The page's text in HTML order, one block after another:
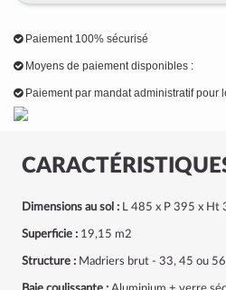
Dimensions au sol : L 485 x P 395 x Ht
Superficie : 19,15 m2
Structure : Madriers brut - 33, 45 ou
Paiement 100% sécurisé
Moyens de paiement disponibles :
Paiement par mandat administratif pour